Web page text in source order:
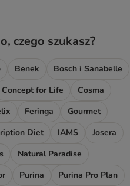
czego szukasz?
Benek
Bosch i Sanabelle
Concept for Life
Cosma
Feringa
Gourmet
Diet IAMS
Josera
Natural Paradise
Purina
Purina Pro Plan